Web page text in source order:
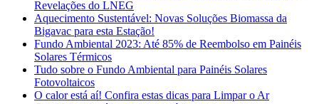
Revelações do LNEG
Aquecimento Sustentável: Novas Soluções Biomassa da
Bigavac para esta Estação!
Fundo Ambiental 2023: Até 85% de Reembolso em Painéis
Solares Térmicos
Tudo sobre o Fundo Ambiental para Painéis Solares
Fotovoltaicos
O calor está aí! Confira estas dicas para Limpar o Ar